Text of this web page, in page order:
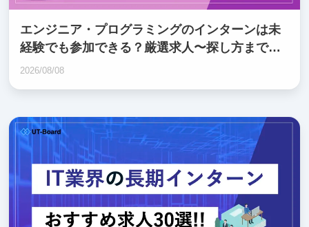
エンジニア・プログラミングのインターンは未
経験でも参加できる？厳選求人〜探し方まで徹
底解説！
2026/08/08